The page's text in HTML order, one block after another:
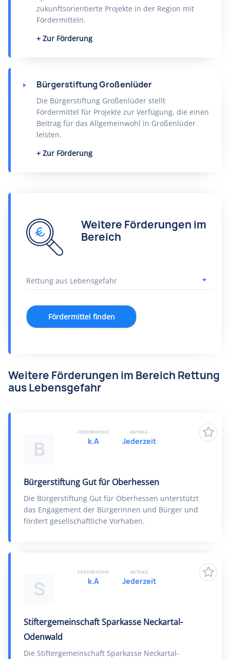
zukunftsorientierte Projekte in der Region mit
Fördermitteln.
Zur Förderung
Bürgerstiftung Großenlüder
Die Bürgerstiftung Großenlüder stellt
Fördermittel für Projekte zur Verfügung, die einen
Beitrag für das Allgemeinwohl in Großenlüder
leisten.
Zur Förderung
Weitere Förderungen im
Bereich
Fördermittel finden
Weitere Förderungen im Bereich Rettung
aus Lebensgefahr
B
Bürgerstiftung Gut für Oberhessen
Die Bürgerstiftung Gut für Oberhessen unterstützt
das Engagement der Bürgerinnen und Bürger und
fördert gesellschaftliche Vorhaben.
FÖRDERHÖHE
k.A
ANTRAG
Jederzeit
S
Stiftergemeinschaft Sparkasse Neckartal-
Odenwald
Die Stiftergemeinschaft Sparkasse Neckartal-
FÖRDERHÖHE
k.A
ANTRAG
Jederzeit